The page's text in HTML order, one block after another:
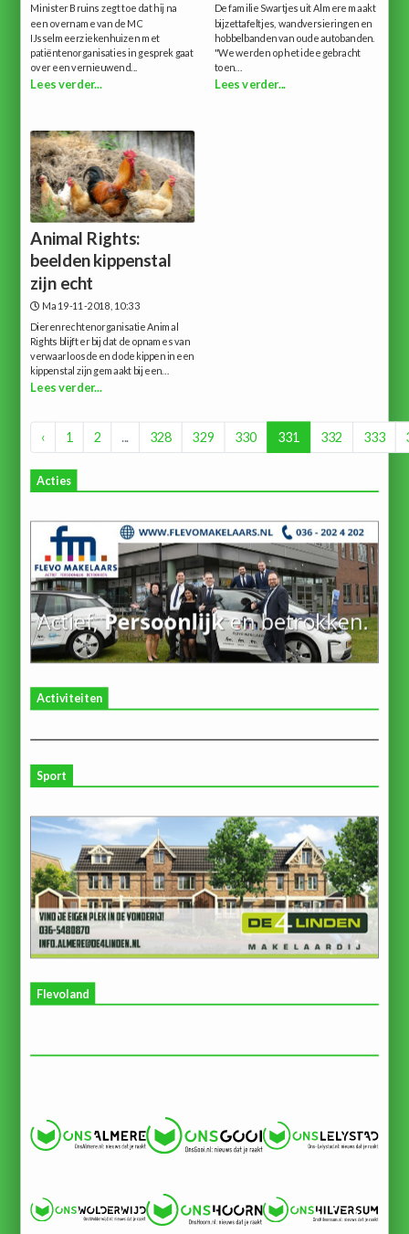
Minister Bruins zegt toe dat hij na
een overname van de MC
IJsselmeerziekenhuizen met
patiëntenorganisaties in gesprek gaat
over een vernieuwend...
Lees verder...
De familie Swartjes uit Almere maakt
bijzettafeltjes, wandversieringen en
hobbelbanden van oude autobanden.
"We werden op het idee gebracht
toen...
Lees verder...
Animal Rights:
beelden kippenstal
zijn echt
Ma 19-11-2018, 10:33
Dierenrechtenorganisatie Animal
Rights blijft er bij dat de opnames van
verwaarloosde en dode kippen in een
kippenstal zijn gemaakt bij een...
Lees verder...
‹ 1 2 ... 328 329 330 331 332 333
Acties
Activiteiten
Sport
Flevoland